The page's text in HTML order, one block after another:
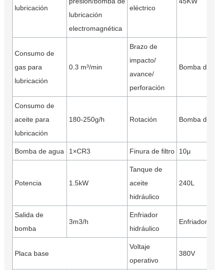
lubricación
lubricación
electromagnética
eléctrico
Consumo de
gas para
lubricación
0.3 m³/min
Brazo de
impacto/
avance/
perforación
Bomba de
Consumo de
aceite para
lubricación
180-250g/h Rotación Bomba de
Bomba de agua 1×CR3 Finura de filtro 10μ
Potencia 1.5kW
Tanque de
aceite
hidráulico
240L
Salida de
bomba
3m3/h
Enfriador
hidráulico
Enfriador de
Placa base
Voltaje
operativo
380V